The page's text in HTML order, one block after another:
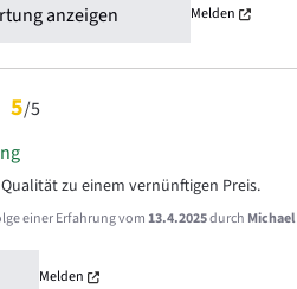
anzeigen Melden
5/5
zu einem vernünftigen Preis.
einer Erfahrung vom13.4.2025durch
Melden